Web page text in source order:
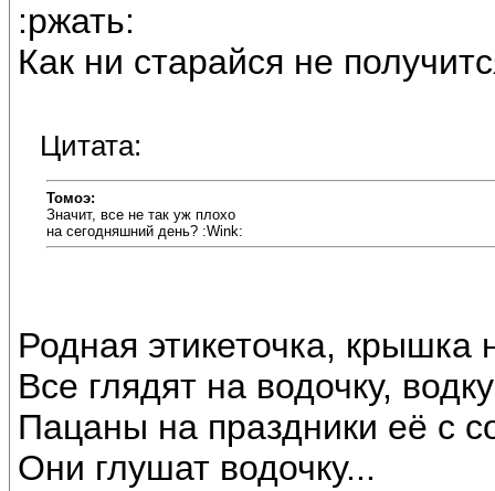
:ржать:
Как ни старайся не
Цитата:
Томоэ:
Значит, все не так уж плохо
на сегодняшний день? :Wink:
Родная этикеточка, крышка
Все глядят на водочку,
Пацаны на праздники её с
Они глушат водочку...